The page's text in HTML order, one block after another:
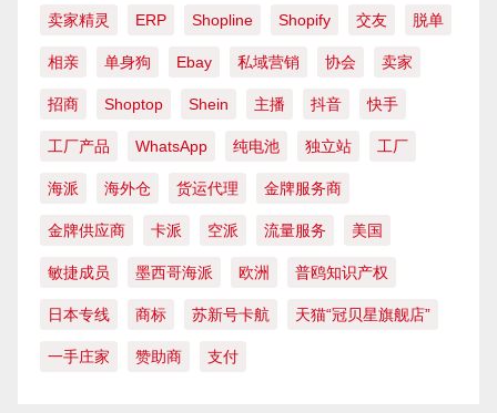
卖家精灵 ERP Shopline Shopify 交友 脱单
相亲 单身狗 Ebay 私域营销 协会 卖家
招商 Shoptop Shein 主播 抖音 快手
工厂产品 WhatsApp 纯电池 独立站 工厂
海派 海外仓 货运代理 金牌服务商
金牌供应商 卡派 空派 流量服务 美国
敏捷成员 墨西哥海派 欧洲 普鸥知识产权
日本专线 商标 苏新号卡航 天猫“冠贝星旗舰店”
一手庄家 赞助商 支付